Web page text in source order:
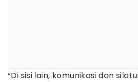
“Di sisi lain, komunikasi dan